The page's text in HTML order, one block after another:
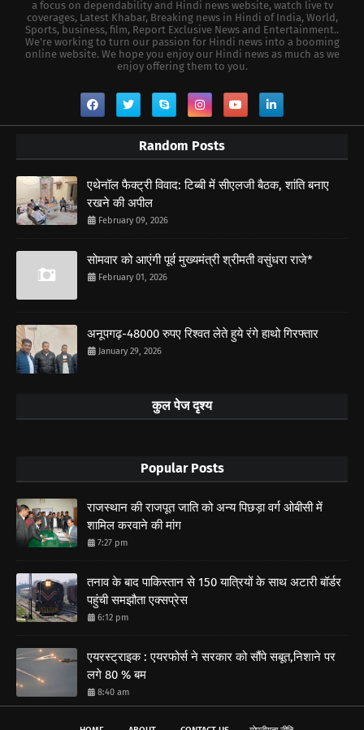
a focus on dependability and Hindi news website, watch live tv
coverages, Latest Khabar, Breaking news in Hindi of India, World,
Sports, business, film, Report Exclusive News and Entertainment..
We're working to turn our passion for Hindi news into a booming
online website. We hope you enjoy our Hindi news as much as we
enjoy offering them to you.
Random Posts
एथेनॉल फैक्ट्री विवाद: टिब्बी में सीएलजी बैठक, शांति बनाए
रखने की अपील
February 09, 2026
सोमवार को आएंगी पूर्व मुख्यमंत्री श्रीमती वसुंधरा राजे*
February 01, 2026
अनूपगढ़-48000 रुपए रिश्वत लेते हुये रंगे हाथो गिरफ्तार
January 29, 2026
कुल पेज दृश्य
Popular Posts
राजस्थान की राजपूत जाति को अन्य पिछड़ा वर्ग ओबीसी में
शामिल करवाने की मांग
7:27 pm
तनाव के बाद पाकिस्तान से 150 यात्रियों के साथ अटारी बॉर्डर
पहुंची समझौता एक्सप्रेस
6:12 pm
एयरस्ट्राइक : एयरफोर्स ने सरकार को सौंपे सबूत,निशाने पर
लगे 80 % बम
8:40 am